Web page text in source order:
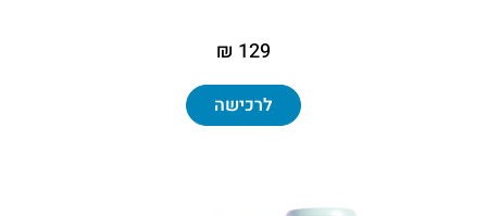
129 ₪
לרכישה